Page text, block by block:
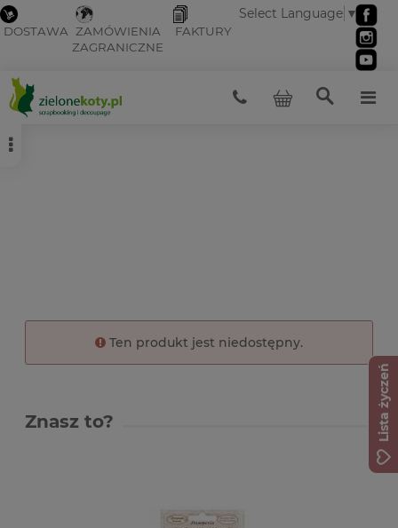
DOSTAWA ZAMÓWIENIA
ZAGRANICZNE
FAKTURY
Select Language ▼
Ten produkt jest niedostępny.
Znasz to? Lista życzeń